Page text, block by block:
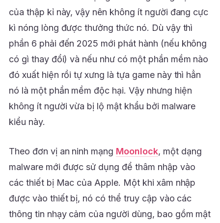
của thập kỉ này, vậy nên không ít người đang cực
kì nóng lòng được thưởng thức nó. Dù vậy thì
phần 6 phải đến 2025 mới phát hành (nếu không
có gì thay đổi) và nếu như có một phần mềm nào
đó xuất hiện rồi tự xưng là tựa game này thì hẳn
nó là một phần mềm độc hại. Vậy nhưng hiện
không ít người vừa bị lộ mật khẩu bởi malware
kiểu này.
Theo đơn vị an ninh mạng Moonlock, một dạng
malware mới được sử dụng để thâm nhập vào
các thiết bị Mac của Apple. Một khi xâm nhập
được vào thiết bị, nó có thể truy cập vào các
thông tin nhạy cảm của người dùng, bao gồm mật